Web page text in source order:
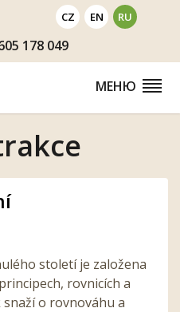
CZ EN RU
178 049
МЕНЮ
století je založena
rovnicích a
snaží o rovnováhu a